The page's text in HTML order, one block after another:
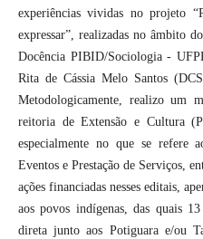
experiências vividas no projeto
expressar”, realizadas no âmbito
Docência PIBID/Sociologia -
Rita de Cássia Melo Santos
Metodologicamente, realizo um
reitoria de Extensão e Cultura
especialmente no que se refere
Eventos e Prestação de Serviços,
ações financiadas nesses editais,
aos povos indígenas, das quais
direta junto aos Potiguara e/ou